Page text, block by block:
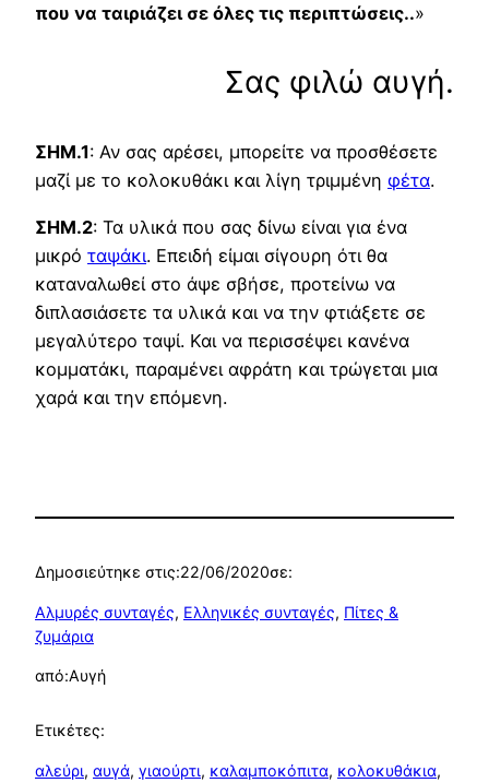
που να ταιριάζει σε όλες τις περιπτώσεις..»
Σας φιλώ αυγή.
ΣΗΜ.1: Αν σας αρέσει, μπορείτε να προσθέσετε
μαζί με το κολοκυθάκι και λίγη τριμμένη φέτα.
ΣΗΜ.2: Τα υλικά που σας δίνω είναι για ένα
μικρό ταψάκι. Επειδή είμαι σίγουρη ότι θα
καταναλωθεί στο άψε σβήσε, προτείνω να
διπλασιάσετε τα υλικά και να την φτιάξετε σε
μεγαλύτερο ταψί. Και να περισσέψει κανένα
κομματάκι, παραμένει αφράτη και τρώγεται μια
χαρά και την επόμενη.
Δημοσιεύτηκε στις:22/06/2020σε:
Αλμυρές συνταγές, Ελληνικές συνταγές, Πίτες &
ζυμάρια
από:Αυγή
Ετικέτες:
αλεύρι, αυγά, γιαούρτι, καλαμποκόπιτα, κολοκυθάκια